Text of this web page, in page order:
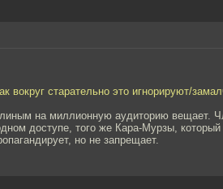
вокруг старательно это игнорируют/
на миллионную аудиторию вещает.
доступе, того же Кара-Мурзы,
но не запрещает.